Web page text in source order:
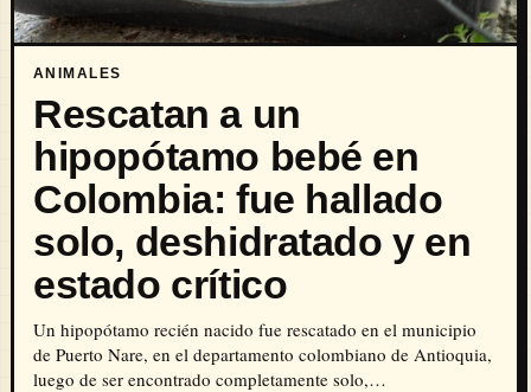
ANIMALES
Rescatan a un
hipopótamo bebé en
Colombia: fue hallado
solo, deshidratado y en
estado crítico
Un hipopótamo recién nacido fue rescatado en el municipio
de Puerto Nare, en el departamento colombiano de Antioquia,
luego de ser encontrado completamente solo,…